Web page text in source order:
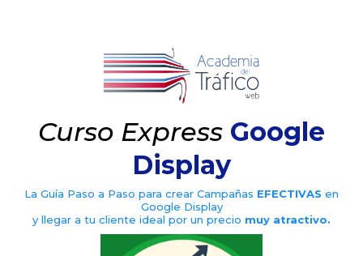
Curso Express Google
Display
La Guía Paso a Paso para crear Campañas EFECTIVAS en
Google Display
y llegar a tu cliente ideal por un precio muy atractivo.